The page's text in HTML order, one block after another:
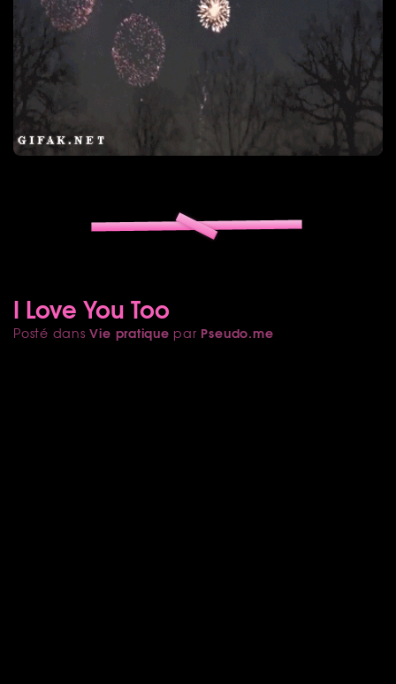
I Love You Too
Posté dansVie pratique par Pseudo.me